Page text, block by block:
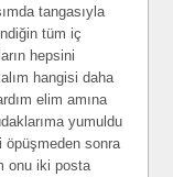
tangasıyla
tüm iç
hepsini
hangisi daha
elim amına
yumuldu
öpüşmeden sonra
onu iki posta